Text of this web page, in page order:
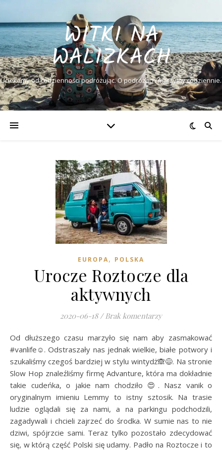
WITKI NA
WALIZKACH
Uciekamy od codzienności podróżując. O podróżach marzymy codziennie.
EUROPA, POLSKA
Urocze Roztocze dla
aktywnych
2020-06-18 / Brak komentarzy
Od dłuższego czasu marzyło się nam aby zasmakować
#vanlife☺. Odstraszały nas jednak wielkie, białe potwory i
szukaliśmy czegoś bardziej w stylu wintydż🙈😅. Na stronie
Slow Hop znaleźliśmy firmę Advanture, która ma dokładnie
takie cudeńka, o jakie nam chodziło 😍. Nasz vanik o
oryginalnym imieniu Lemmy to istny sztosik. Na trasie
ludzie oglądali się za nami, a na parkingu podchodzili,
zagadywali i chcieli zajrzeć do środka. W sumie nas to nie
dziwi, spójrzcie sami. Teraz tylko pozostało zdecydować
się, w którą część Polski się udamy. Padło na Roztocze i to